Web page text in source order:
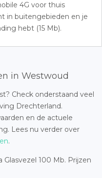
4G voor thuis
in buitengebieden en je
hebt (15 Mb).
in Westwoud
Check onderstaand veel
Drechterland.
en de actuele
Lees nu verder over
.
100 Mb. Prijzen